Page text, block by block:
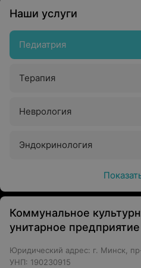
Наши услуги
Педиатрия
Терапия
Неврология
Эндокринология
Коммунальное
унитарное
Юридический адрес: г. Минск,
УНП: 190230915